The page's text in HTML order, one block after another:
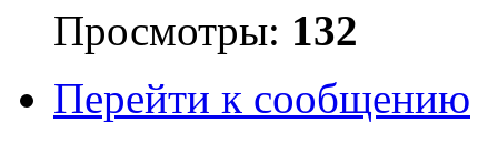
Просмотры: 132
Перейти к сообщению